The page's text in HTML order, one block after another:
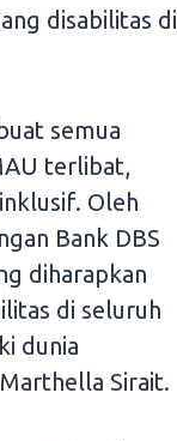
disabilitas di
semua
terlibat,
Oleh
Bank DBS
diharapkan
di seluruh
dunia
Sirait.